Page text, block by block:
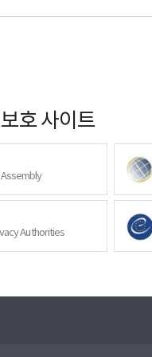
호 사이트
Authorities